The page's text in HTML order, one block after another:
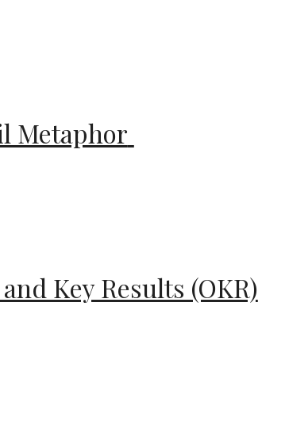
Metaphor
Key Results (OKR)